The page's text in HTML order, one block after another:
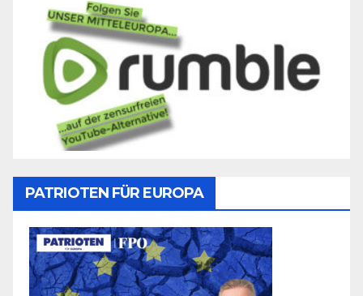
PATRIOTEN FÜR EUROPA